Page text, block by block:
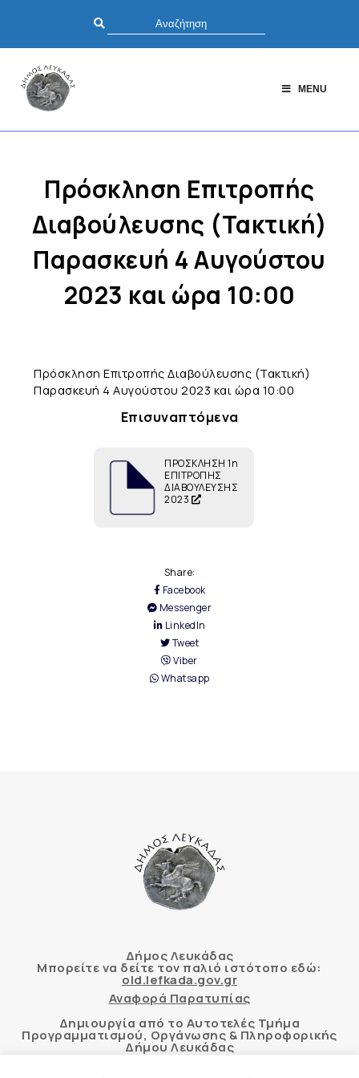
MENU
Πρόσκληση Επιτροπής
Διαβούλευσης (Τακτική)
Παρασκευή 4 Αυγούστου
2023 και ώρα 10:00
Πρόσκληση Επιτροπής Διαβούλευσης (Τακτική)
Παρασκευή 4 Αυγούστου 2023 και ώρα 10:00
Επισυναπτόμενα
ΠΡΟΣΚΛΗΣΗ 1η
ΕΠΙΤΡΟΠΗΣ
ΔΙΑΒΟΥΛΕΥΣΗΣ
2023
Share:
Facebook
Messenger
LinkedIn
Tweet
Viber
Whatsapp
Δήμος Λευκάδας
Μπορείτε να δείτε τον παλιό ιστότοπο εδώ:
old.lefkada.gov.gr
Αναφορά Παρατυπίας
Δημιουργία από το Αυτοτελές Τμήμα
Προγραμματισμού, Οργάνωσης & Πληροφορικής
Δήμου Λευκάδας